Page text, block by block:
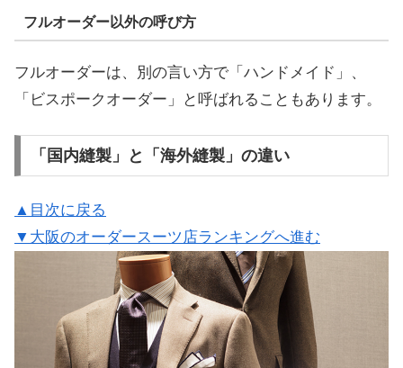
フルオーダー以外の呼び方
フルオーダーは、別の言い方で「ハンドメイド」、
「ビスポークオーダー」と呼ばれることもあります。
「国内縫製」と「海外縫製」の違い
▲目次に戻る
▼大阪のオーダースーツ店ランキングへ進む